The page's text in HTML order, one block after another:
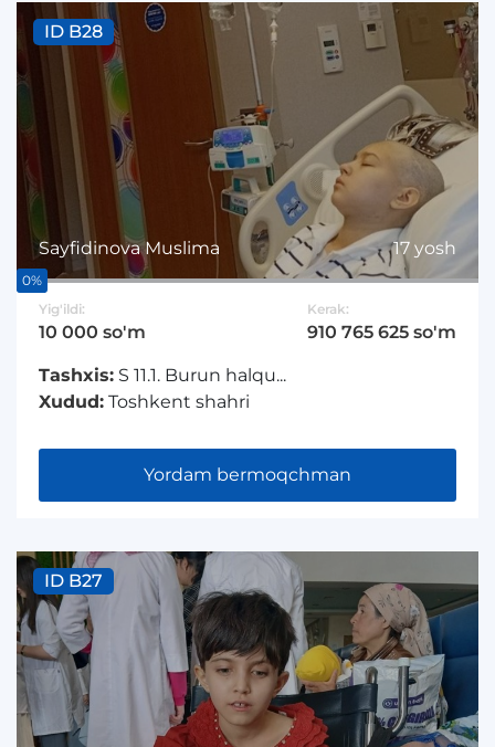
Sayfidinova Muslima 17 yosh
ID B28
0%
Yig'ildi:
10 000 so'm
Kerak:
910 765 625 so'm
Tashxis: S 11.1. Burun halqu...
Xudud: Toshkent shahri
Yordam bermoqchman
ID B27